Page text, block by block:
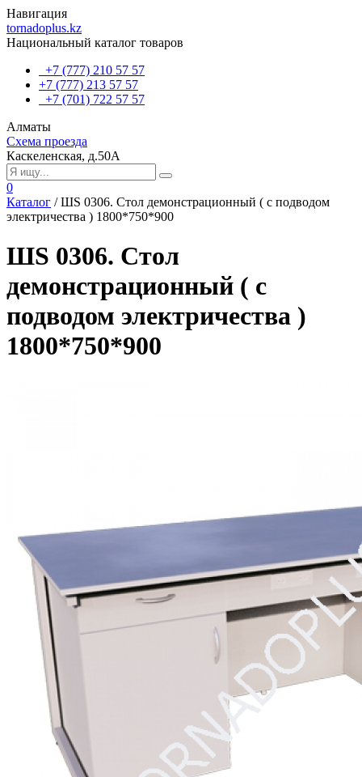
Навигация
tornadoplus.kz
Национальный каталог товаров
+7 (777) 210 57 57
+7 (777) 213 57 57
+7 (701) 722 57 57
Алматы
Схема проезда
Каскеленская, д.50А
0
Каталог /ШS 0306. Стол демонстрационный ( с подводом
электричества ) 1800*750*900
ШS 0306. Стол
демонстрационный ( с
подводом электричества )
1800*750*900